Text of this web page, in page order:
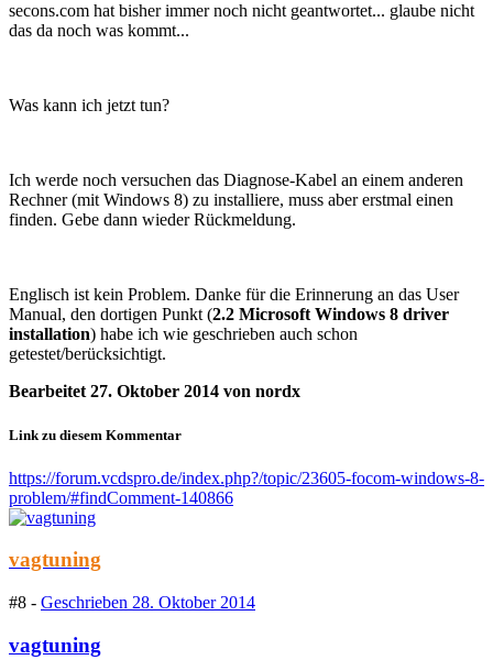
secons.com hat bisher immer noch nicht geantwortet... glaube nicht
das da noch was kommt...
Was kann ich jetzt tun?
Ich werde noch versuchen das Diagnose-Kabel an einem anderen
Rechner (mit Windows 8) zu installiere, muss aber erstmal einen
finden. Gebe dann wieder Rückmeldung.
Englisch ist kein Problem. Danke für die Erinnerung an das User
Manual, den dortigen Punkt (2.2 Microsoft Windows 8 driver
installation) habe ich wie geschrieben auch schon
getestet/berücksichtigt.
Bearbeitet27. Oktober 2014 von nordx
Link zu diesem Kommentar
https://forum.vcdspro.de/index.php?/topic/23605-focom-windows-8-
problem/#findComment-140866
vagtuning
#8 - Geschrieben 28. Oktober 2014
vagtuning